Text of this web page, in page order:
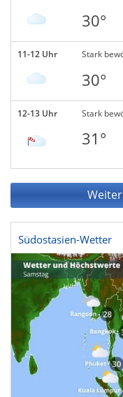
30°
11-12 Uhr Stark
30°
12-13 Uhr Stark
31°
Südostasien-Wetter